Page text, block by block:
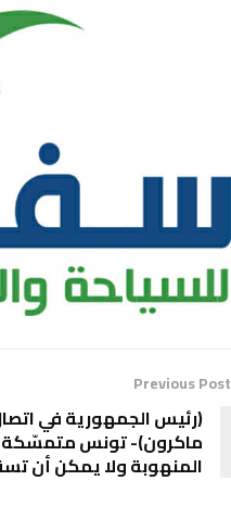
Previous Post
(رئيس الجمهورية في
ماكرون)- تونس متمسّكة
المنهوبة ولا يمكن أن